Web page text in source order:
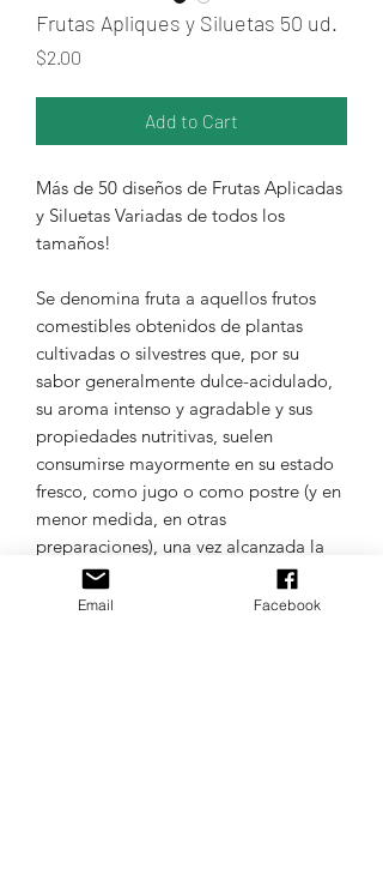
Frutas Apliques y Siluetas 50 ud.
$2.00
Add to Cart
Más de 50 diseños de Frutas Aplicadas
y Siluetas Variadas de todos los
tamaños!
Se denomina fruta a aquellos frutos
comestibles obtenidos de plantas
cultivadas o silvestres que, por su
sabor generalmente dulce-acidulado,
su aroma intenso y agradable y sus
propiedades nutritivas, suelen
consumirse mayormente en su estado
fresco, como jugo o como postre (y en
menor medida, en otras
preparaciones), una vez alcanzada la
madurez organoléptica, o luego de ser
sometidos a cocción.
Email Facebook